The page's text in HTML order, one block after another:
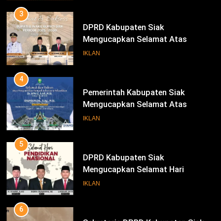
Periode 2025-2030
4
Pemerintah Kabupaten Siak
Mengucapkan Selamat Atas
Periode 2025-2030
5
DPRD Kabupaten Siak
Mengucapkan Selamat Hari
6
Sekretaris DPRD Kabupaten Siak
Mengucapkan Selamat Hari Buruh